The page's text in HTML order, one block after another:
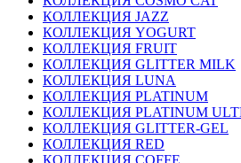
КОЛЛЕКЦИЯ JAZZ
КОЛЛЕКЦИЯ YOGURT
КОЛЛЕКЦИЯ FRUIT
КОЛЛЕКЦИЯ GLITTER MILK
КОЛЛЕКЦИЯ LUNA
КОЛЛЕКЦИЯ PLATINUM
КОЛЛЕКЦИЯ PLATINUM
КОЛЛЕКЦИЯ GLITTER-GEL
КОЛЛЕКЦИЯ RED
КОЛЛЕКЦИЯ COFFE